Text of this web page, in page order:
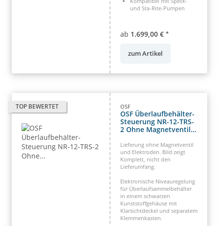
und Sta-Rite-Pumpen
ab 1.699,00 € *
zum Artikel
TOP BEWERTET OSF
OSF Überlaufbehälter-
Steuerung NR-12-TRS-
2 Ohne Magnetventil
Lieferung ohne Magnetventil
und Elektroden. Bild zeigt
Komplett, nicht den
Lieferumfang.
Elektronische Niveauregelung
für Überlaufsammelbehälter
in einem schwarzen
Kunststoffgehäuse mit
Klarsichtdeckel und separatem
Klemmenkasten.